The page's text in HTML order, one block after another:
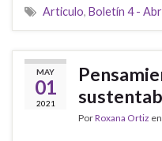
Articulo, Boletín 4 -
MAY
01
2021
PorRoxana Ortiz en